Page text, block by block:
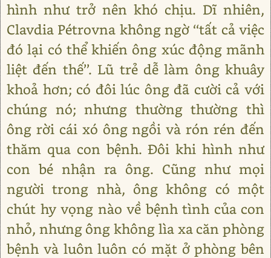
hình như trở nên khó chịu. Dĩ nhiên,
Clavdia Pétrovna không ngờ ‘‘tất cả việc
đó lại có thể khiến ông xúc động mãnh
liệt đến thế’’. Lũ trẻ dễ làm ông khuây
khoả hơn; có đôi lúc ông đã cười cả với
chúng nó; nhưng thường thường thì
ông rời cái xó ông ngồi và rón rén đến
thăm qua con bệnh. Đôi khi hình như
con bé nhận ra ông. Cũng như mọi
người trong nhà, ông không có một
chút hy vọng nào về bệnh tình của con
nhỏ, nhưng ông không lìa xa căn phòng
bệnh và luôn luôn có mặt ở phòng bên